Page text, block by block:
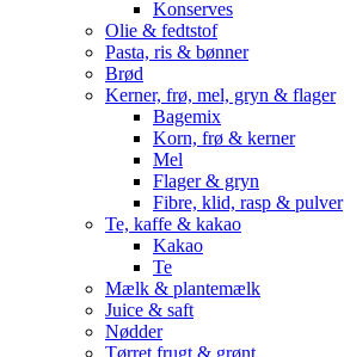
Konserves
Olie & fedtstof
Pasta, ris & bønner
Brød
Kerner, frø, mel, gryn & flager
Bagemix
Korn, frø & kerner
Mel
Flager & gryn
Fibre, klid, rasp & pulver
Te, kaffe & kakao
Kakao
Te
Mælk & plantemælk
Juice & saft
Nødder